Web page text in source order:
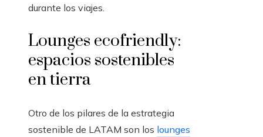
durante los viajes.
Lounges ecofriendly:
espacios sostenibles
en tierra
Otro de los pilares de la estrategia
sostenible de LATAM son los lounges